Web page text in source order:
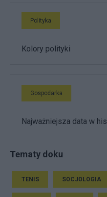
Polityka
Kolory polityki
Gospodarka
Najważniejsza data w
Tematy doku
TENIS SOCJOLOGIA